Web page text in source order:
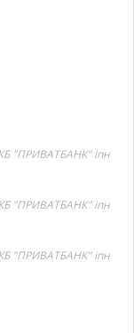
"ПРИВАТБАНК" іпн
"ПРИВАТБАНК" іпн
"ПРИВАТБАНК" іпн